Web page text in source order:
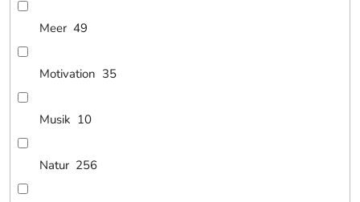
Meer 49
Motivation 35
Musik 10
Natur 256